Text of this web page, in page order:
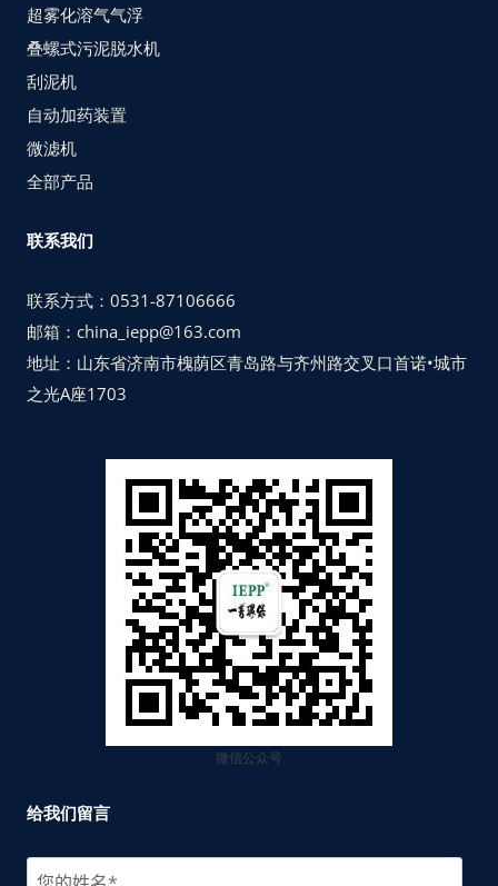
超雾化溶气气浮
叠螺式污泥脱水机
刮泥机
自动加药装置
微滤机
全部产品
联系我们
联系方式：0531-87106666
邮箱：china_iepp@163.com
地址：山东省济南市槐荫区青岛路与齐州路交叉口首诺•城市
之光A座1703
微信公众号
给我们留言